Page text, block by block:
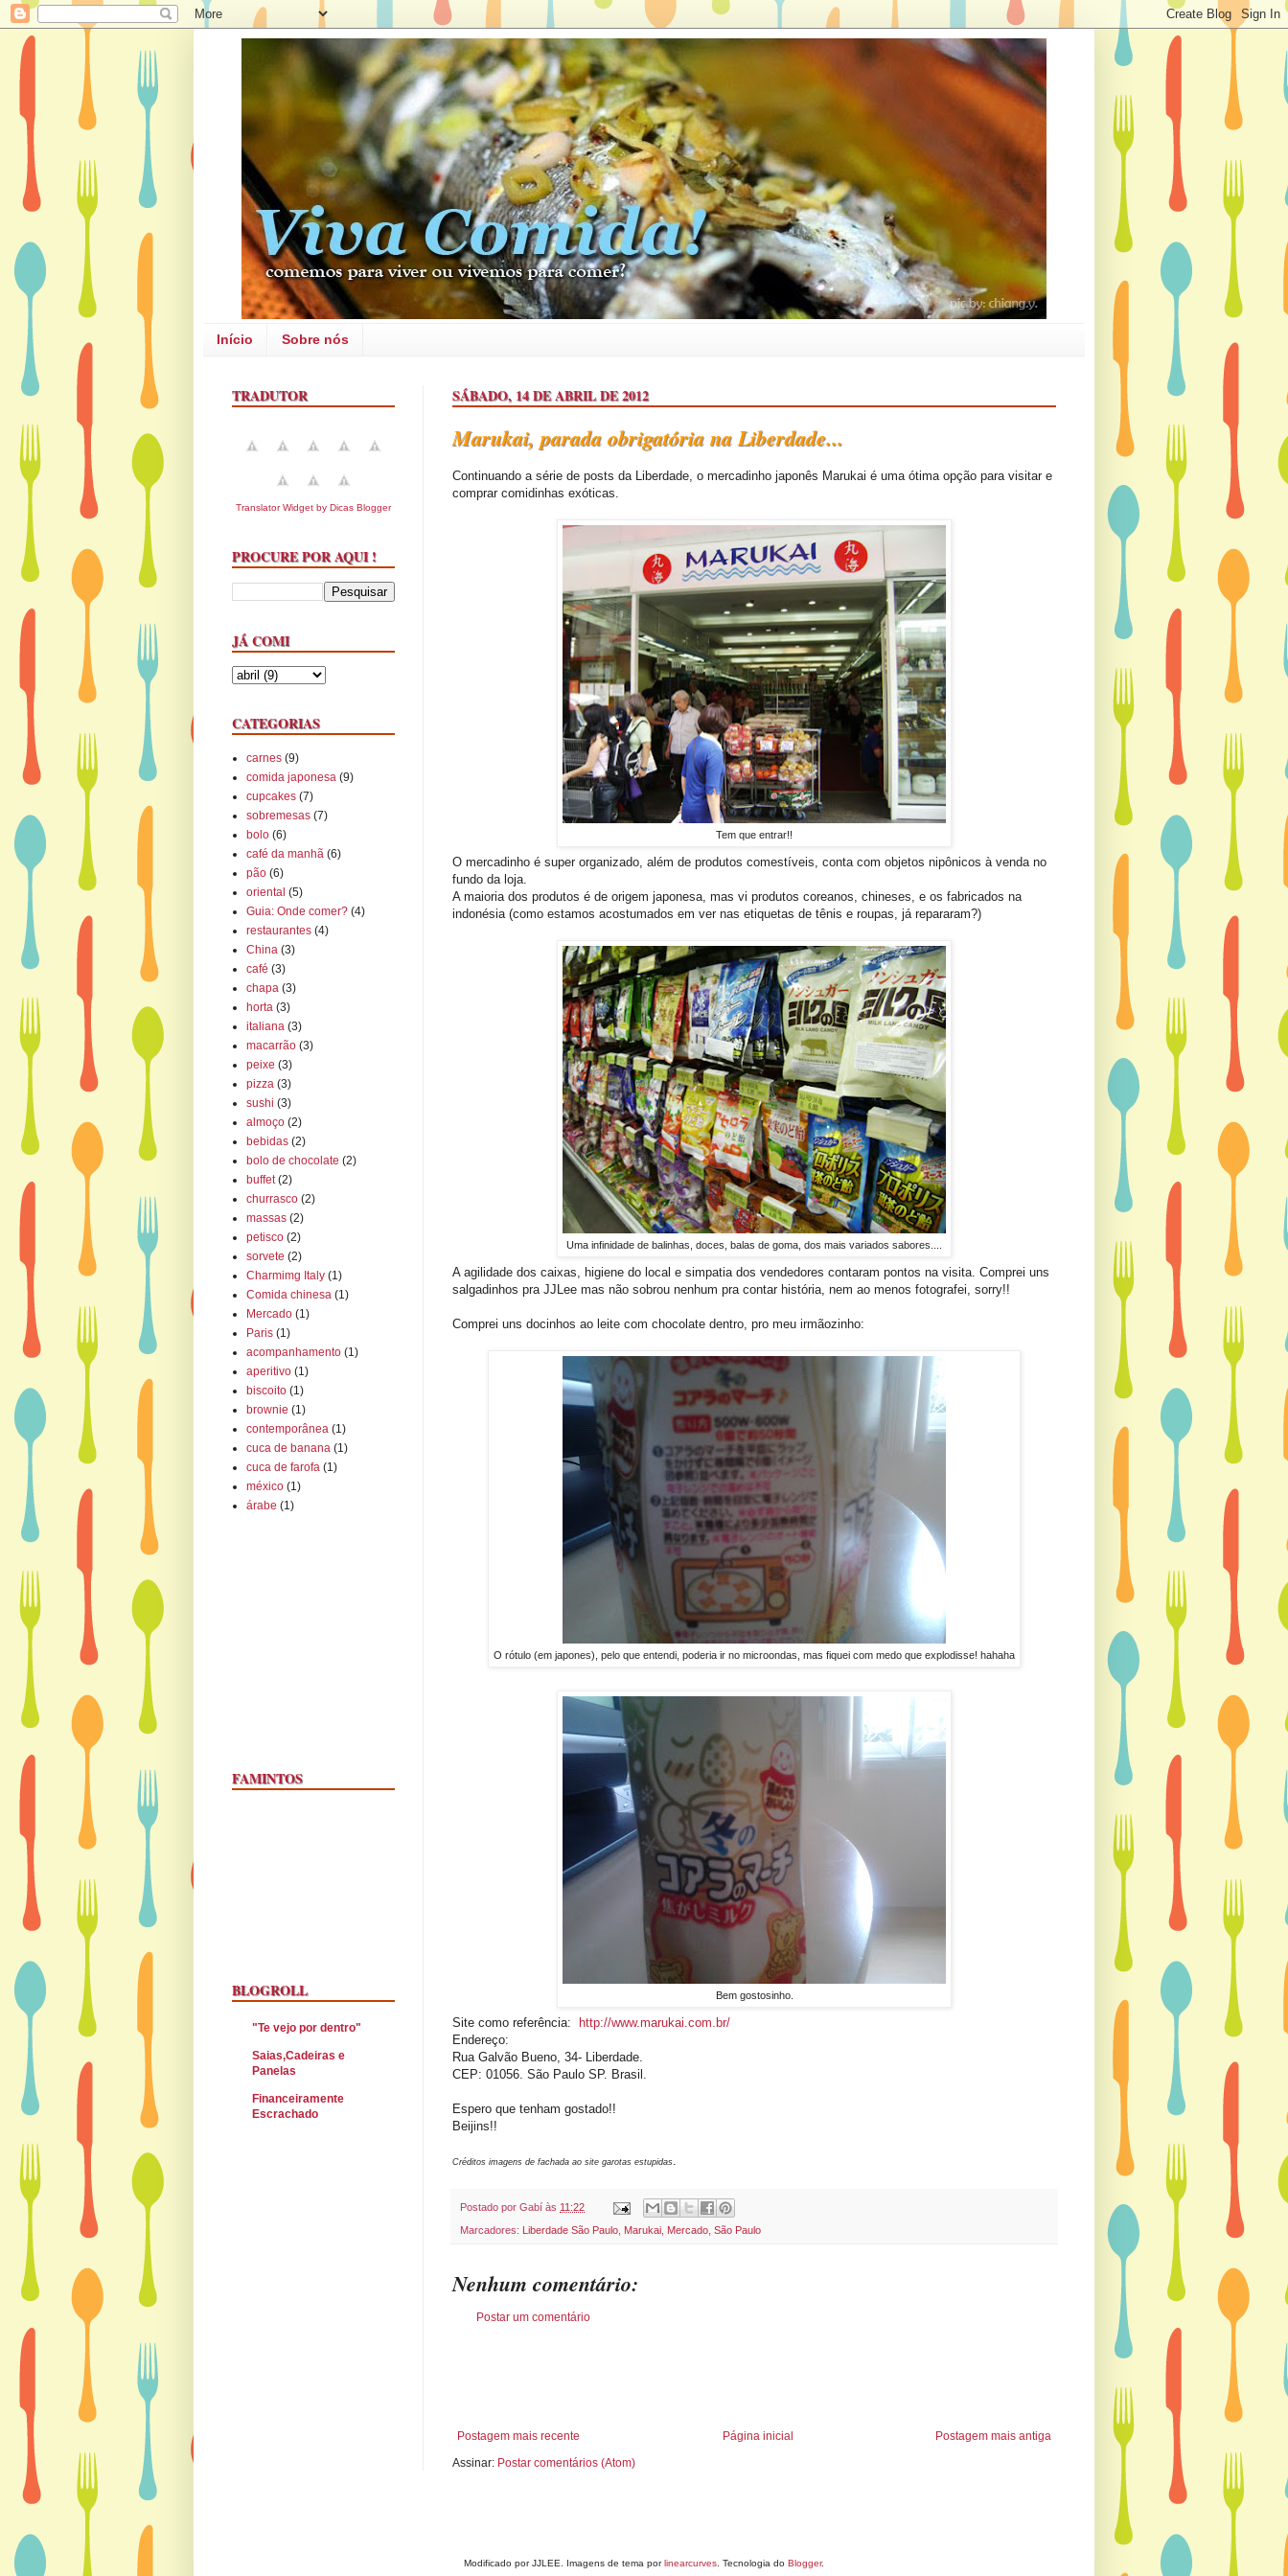
Início Sobre nós
SÁBADO, 14 DE ABRIL DE 2012
Marukai, parada obrigatória na Liberdade...
Continuando a série de posts da Liberdade, o mercadinho japonês Marukai é uma ótima opção para visitar e
comprar comidinhas exóticas.
Tem que entrar!!
O mercadinho é super organizado, além de produtos comestíveis, conta com objetos nipônicos à venda no
fundo da loja.
A maioria dos produtos é de origem japonesa, mas vi produtos coreanos, chineses, e os fabricados na
indonésia (como estamos acostumados em ver nas etiquetas de tênis e roupas, já repararam?)
Uma infinidade de balinhas, doces, balas de goma, dos mais variados sabores....
A agilidade dos caixas, higiene do local e simpatia dos vendedores contaram pontos na visita. Comprei uns
salgadinhos pra JJLee mas não sobrou nenhum pra contar história, nem ao menos fotografei, sorry!!
Comprei uns docinhos ao leite com chocolate dentro, pro meu irmãozinho:
O rótulo (em japones), pelo que entendi, poderia ir no microondas, mas fiquei com medo que explodisse! hahaha
Bem gostosinho.
Site como referência:
http://www.marukai.com.br/
Endereço:
Rua Galvão Bueno, 34- Liberdade.
CEP: 01056. São Paulo SP. Brasil.
Espero que tenham gostado!!
Beijins!!
Créditos imagens de fachada ao site garotas estupidas
Postado por Gabí às 11:22
Marcadores: Liberdade São Paulo Marukai Mercado São Paulo
Nenhum comentário:
Postar um comentário
Postagem mais recente Postagem mais antiga
Página inicial
Assinar: Postar comentários (Atom)
TRADUTOR
Translator Widget by Dicas Blogger
PROCURE POR AQUI !
JÁ COMI
CATEGORIAS
carnes (9)
comida japonesa (9)
cupcakes (7)
sobremesas (7)
bolo (6)
café da manhã (6)
pão (6)
oriental (5)
Guia: Onde comer? (4)
restaurantes (4)
China (3)
café (3)
chapa (3)
horta (3)
italiana (3)
macarrão (3)
peixe (3)
pizza (3)
sushi (3)
almoço (2)
bebidas (2)
bolo de chocolate (2)
buffet (2)
churrasco (2)
massas (2)
petisco (2)
sorvete (2)
Charmimg Italy (1)
Comida chinesa (1)
Mercado (1)
Paris (1)
acompanhamento (1)
aperitivo (1)
biscoito (1)
brownie (1)
contemporânea (1)
cuca de banana (1)
cuca de farofa (1)
méxico (1)
árabe (1)
FAMINTOS
BLOGROLL
"Te vejo por dentro"
Saias,Cadeiras e
Panelas
Financeiramente
Escrachado
Modificado por JJLEE. Imagens de tema porlinearcurves. Tecnologia do Blogger.